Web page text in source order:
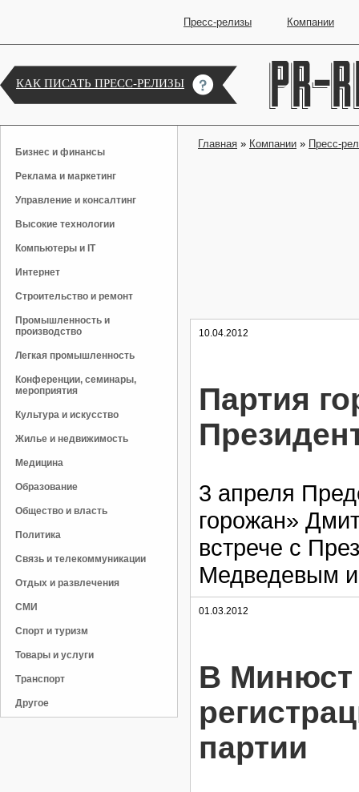
Пресс-релизы Компании
КАК ПИСАТЬ ПРЕСС-РЕЛИЗЫ
Бизнес и финансы
Реклама и маркетинг
Управление и консалтинг
Высокие технологии
Компьютеры и IT
Интернет
Строительство и ремонт
Промышленность и
производство
Легкая промышленность
Конференции, семинары,
мероприятия
Культура и искусство
Жилье и недвижимость
Медицина
Образование
Общество и власть
Политика
Связь и телекоммуникации
Отдых и развлечения
СМИ
Спорт и туризм
Товары и услуги
Транспорт
Другое
Главная » Компании » Пресс-
10.04.2012
Партия
3 апреля
горожан»
встрече с
Медведевым
01.03.2012
В Минюст
партии